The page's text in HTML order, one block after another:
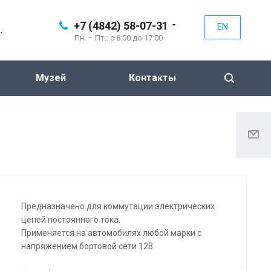
+7 (4842) 58-07-31
Пн. – Пт.: с 8:00 до 17:00
EN
Музей Контакты
Предназначено для коммутации электрических
цепей постоянного тока.
Применяется на автомобилях любой марки с
напряжением бортовой сети 12В.